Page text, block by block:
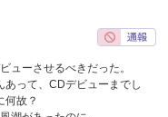
ューさせるべきだった。
あって、CDデビューまでし
何故？